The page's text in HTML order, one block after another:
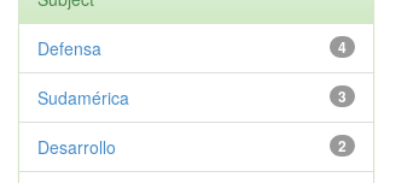
4
Defensa
3
Sudamérica
2
Desarrollo